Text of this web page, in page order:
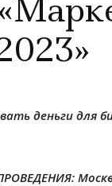
деньги для